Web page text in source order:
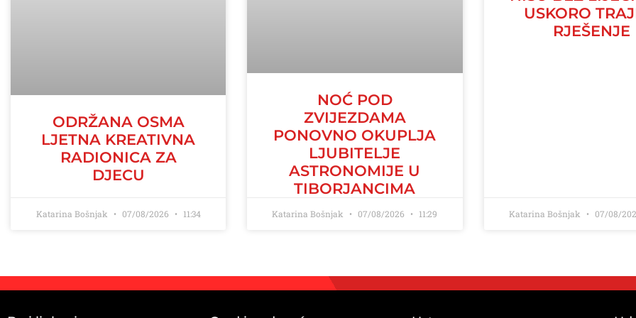
ODRŽANA OSMA
LJETNA KREATIVNA
RADIONICA ZA
DJECU
Katarina Bošnjak 07/08/2026 11:34
NOĆ POD
ZVIJEZDAMA
PONOVNO OKUPLJA
LJUBITELJE
ASTRONOMIJE U
TIBORJANCIMA
Katarina Bošnjak 07/08/2026 11:29
USKORO
RJEŠENJE
Katarina Bošnjak 07/08/